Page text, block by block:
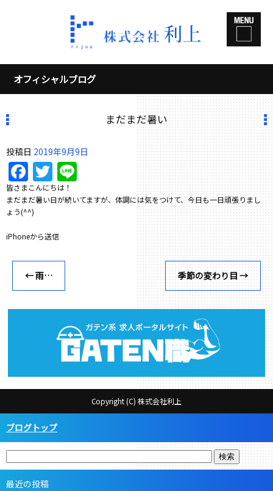
オフィシャルブログ
まだまだ暑い
投稿日 2019年9月9日
Facebook
Twitter
皆さまこんにちは！
まだまだ暑い日が続いてますが、体調には気をつけて、今日も一日頑張りまし
ょう(^^)
iPhoneから送信
←雨… 季節の変わり目 →
Copyright (C) 株式会社利上
ブログトップ
最近の投稿